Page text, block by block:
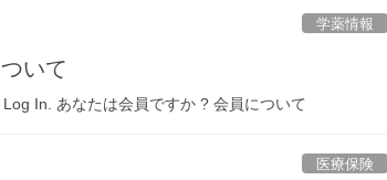
学薬情報
いて
In. あなたは会員ですか ? 会員について
医療保険